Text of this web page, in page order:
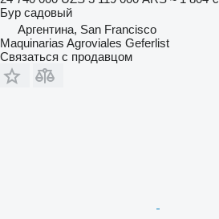
Бур садовый
Аргентина, San Francisco
Maquinarias Agroviales Geferlist
Связаться с продавцом